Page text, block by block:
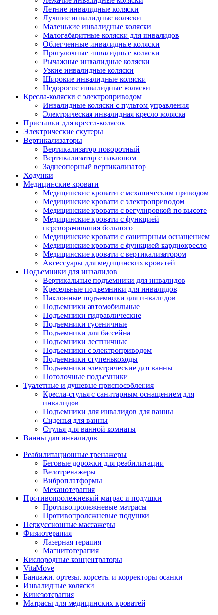
Летние инвалидные коляски
Лучшие инвалидные коляски
Маленькие инвалидные коляски
Малогабаритные коляски для инвалидов
Облегченные инвалидные коляски
Прогулочные инвалидные коляски
Рычажные инвалидные коляски
Узкие инвалидные коляски
Широкие инвалидные коляски
Недорогие инвалидные коляски
Кресла-коляски с электроприводом
Инвалидные коляски с пультом управления
Электрическая инвалидная кресло коляска
Приставки для кресел-колясок
Электрические скутеры
Вертикализаторы
Вертикализатор поворотный
Вертикализатор с наклоном
Заднеопорный вертикализатор
Ходунки
Медицинские кровати
Медицинские кровати с механическим приводом
Медицинские кровати с электроприводом
Медицинские кровати с регулировкой по высоте
Медицинские кровати с функцией
переворачивания больного
Медицинские кровати с санитарным оснащением
Медицинские кровати с функцией кардиокресло
Медицинские кровати с вертикализатором
Аксессуары для медицинских кроватей
Подъемники для инвалидов
Вертикальные подъемники для инвалидов
Кресельные подъемники для инвалидов
Наклонные подъемники для инвалидов
Подъемники автомобильные
Подъемники гидравлические
Подъемники гусеничные
Подъемники для бассейна
Подъемники лестничные
Подъемники с электроприводом
Подъемники ступенькоходы
Подъемники электрические для ванны
Потолочные подъемники
Туалетные и душевые приспособления
Кресла-стулья с санитарным оснащением для
инвалидов
Подъемники для инвалидов для ванны
Сиденья для ванны
Стулья для ванной комнаты
Ванны для инвалидов
Реабилитационные тренажеры
Беговые дорожки для реабилитации
Велотренажеры
Виброплатформы
Механотерапия
Противопролежневый матрас и подушки
Противопролежневые матрасы
Противопролежневые подушки
Перкуссионные массажеры
Физиотерапия
Лазерная терапия
Магнитотерапия
Кислородные концентраторы
VitaMove
Бандажи, ортезы, корсеты и корректоры осанки
Инвалидные коляски
Кинезотерапия
Матрасы для медицинских кроватей